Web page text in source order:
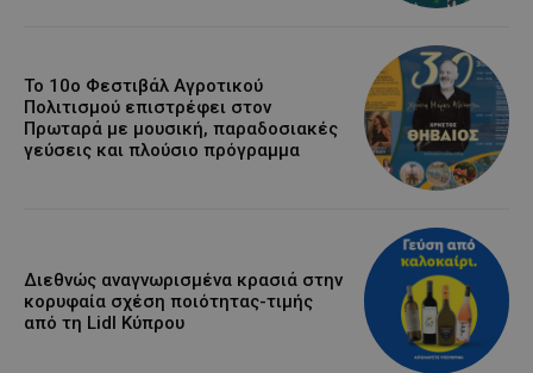
Το 10ο Φεστιβάλ Αγροτικού
Πολιτισμού επιστρέφει στον
Πρωταρά με μουσική, παραδοσιακές
γεύσεις και πλούσιο πρόγραμμα
Διεθνώς αναγνωρισμένα κρασιά στην
κορυφαία σχέση ποιότητας-τιμής
από τη Lidl Κύπρου